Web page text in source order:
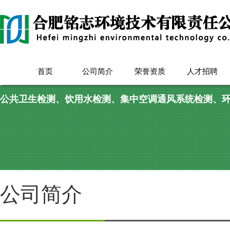
首页 公司简介 荣誉资质 人才招聘
公共卫生检测、饮用水检测、集中空调通风系统检测、
公司简介